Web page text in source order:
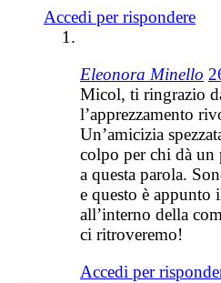
Accedi per rispondere
Eleonora Minello
Micol, ti ringrazio
l’apprezzamento
Un’amicizia
colpo per chi dà un
a questa parola.
e questo è appunto
all’interno della
ci ritroveremo!
Accedi per